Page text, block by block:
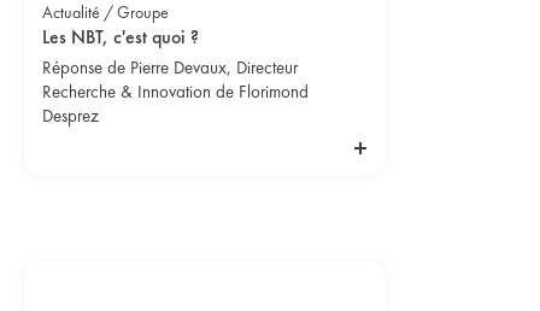
Actualité / Groupe
Les NBT, c'est quoi ?
Réponse de Pierre Devaux, Directeur
Recherche & Innovation de Florimond
Desprez